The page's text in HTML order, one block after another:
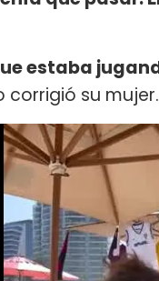
estaba
corrigió su mujer.